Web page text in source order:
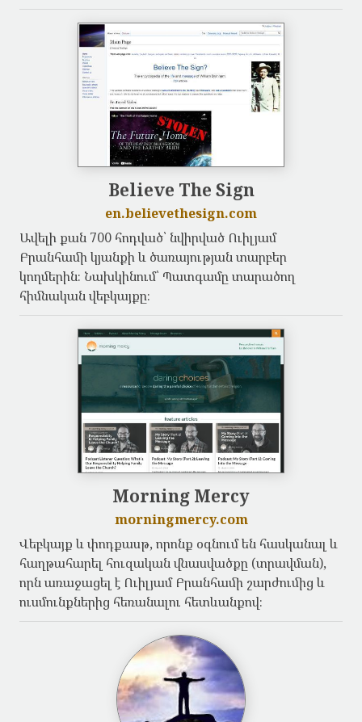
Believe The Sign
en.believethesign.com
Ավելի քան 700 հոդված՝ նվիրված Ուիլյամ
Բրանհամի կյանքի և ծառայության տարբեր
կողմերին։ Նախկինում՝ Պատգամը տարածող
հիմնական վեբկայքը։
Morning Mercy
morningmercy.com
Վեբկայք և փոդքասթ, որոնք օգնում են հասկանալ և
հաղթահարել հուզական վնասվածքը (տրավման),
որն առաջացել է Ուիլյամ Բրանհամի շարժումից և
ուսմունքներից հեռանալու հետևանքով։